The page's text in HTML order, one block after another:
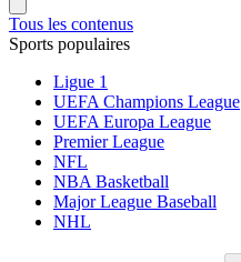
Tous les contenus
Sports populaires
Ligue 1
UEFA Champions League
UEFA Europa League
Premier League
NFL
NBA Basketball
Major League Baseball
NHL